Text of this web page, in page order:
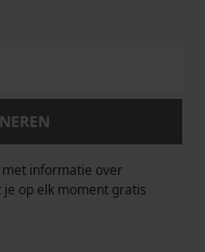
informatie over
je op elk moment gratis